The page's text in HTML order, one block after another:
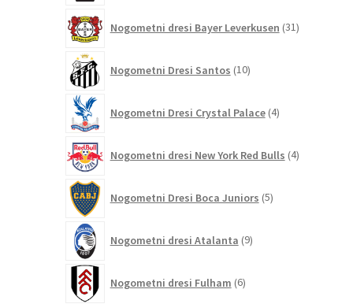
Nogometni dresi Bayer Leverkusen 31izdelkov
Nogometni Dresi Santos 10izdelkov
Nogometni Dresi Crystal Palace 4izdelki
Nogometni dresi New York Red Bulls 4izdelki
Nogometni Dresi Boca Juniors 5izdelkov
Nogometni dresi Atalanta 9izdelkov
Nogometni dresi Fulham 6izdelkov